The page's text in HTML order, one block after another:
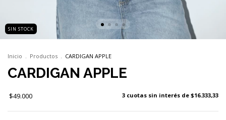
SIN STOCK
Inicio . Productos . CARDIGAN APPLE
CARDIGAN APPLE
$49.000 3 cuotas sin interés de $16.333,33